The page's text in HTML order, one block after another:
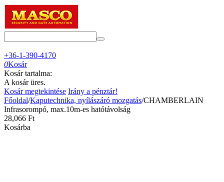
+36-1-390-4170
0Kosár
Kosár tartalma:
A kosár üres.
Kosár megtekintése Irány a pénztár!
Főoldal/Kaputechnika, nyílászáró mozgatás/CHAMBERLAIN
Infrasorompó, max.10m-es hatótávolság
28,066 Ft
Kosárba